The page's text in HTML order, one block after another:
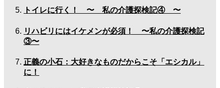
トイレに行く！ 〜 私の介護探検記④ 〜
リハビリにはイケメンが必須！ 〜私の介護探検記
③〜
正義の小石：大好きなものだからこそ「エシカル」
に！